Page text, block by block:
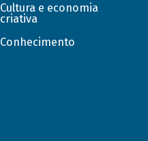
Cultura e economia
criativa
Conhecimento